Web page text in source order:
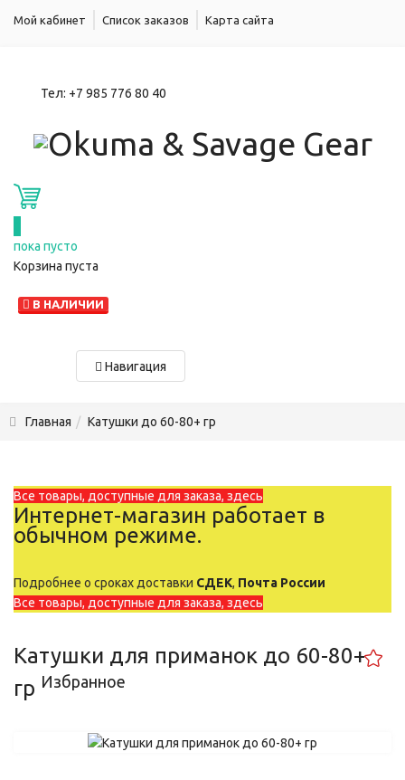
Мой кабинет Список заказов Карта сайта
Тел: +7 985 776 80 40
пока пусто
Корзина пуста
В НАЛИЧИИ
Навигация
Главная Катушки до 60-80+ гр
Все товары, доступные для заказа, здесь
Интернет-магазин работает в
обычном режиме.
Подробнее о сроках доставки СДЕК, Почта России
Все товары, доступные для заказа, здесь
Катушки для приманок до 60-80+
гр Избранное